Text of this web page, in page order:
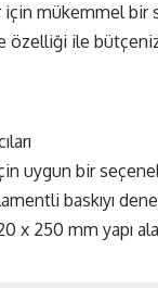
mükemmel bir
özelliği ile
uygun bir
baskıyı
250 mm yapı